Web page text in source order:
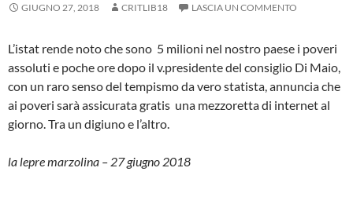
GIUGNO 27, 2018 CRITLIB18 LASCIA UN COMMENTO
L’istat rende noto che sono 5 milioni nel nostro paese i poveri
assoluti e poche ore dopo il v.presidente del consiglio Di Maio,
con un raro senso del tempismo da vero statista, annuncia che
ai poveri sarà assicurata gratis una mezzoretta di internet al
giorno. Tra un digiuno e l’altro.
la lepre marzolina – 27 giugno 2018